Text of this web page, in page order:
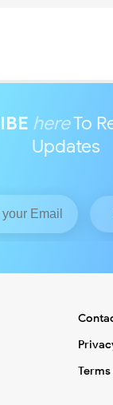
hereTo
Updates